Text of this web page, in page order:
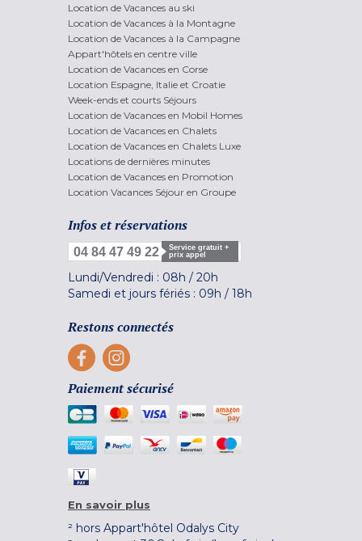
Location de Vacances au ski
Location de Vacances à la Montagne
Location de Vacances à la Campagne
Appart'hôtels en centre ville
Location de Vacances en Corse
Location Espagne, Italie et Croatie
Week-ends et courts Séjours
Location de Vacances en Mobil Homes
Location de Vacances en Chalets
Location de Vacances en Chalets Luxe
Locations de dernières minutes
Location de Vacances en Promotion
Location Vacances Séjour en Groupe
Infos et réservations
04 84 47 49 22
Service gratuit +
prix appel
Lundi/Vendredi : 08h / 20h
Samedi et jours fériés : 09h / 18h
Restons connectés
Paiement sécurisé
En savoir plus
² hors Appart'hôtel Odalys City